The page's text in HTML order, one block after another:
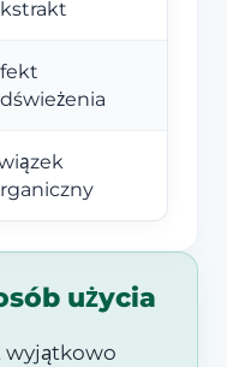
użycia
wyjątkowo